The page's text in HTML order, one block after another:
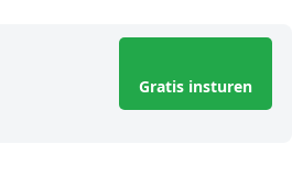
Gratis insturen